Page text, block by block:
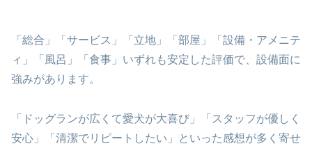
「総合」「サービス」「立地」「部屋」「設備・アメニテ
ィ」「風呂」「食事」いずれも安定した評価で、設備面に
強みがあります。
「ドッグランが広くて愛犬が大喜び」「スタッフが優しく
安心」「清潔でリピートしたい」といった感想が多く寄せ